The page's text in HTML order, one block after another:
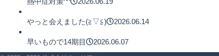
やっと会えました(≧▽≦) 2026.06.14
早いもので14期目 2026.06.07